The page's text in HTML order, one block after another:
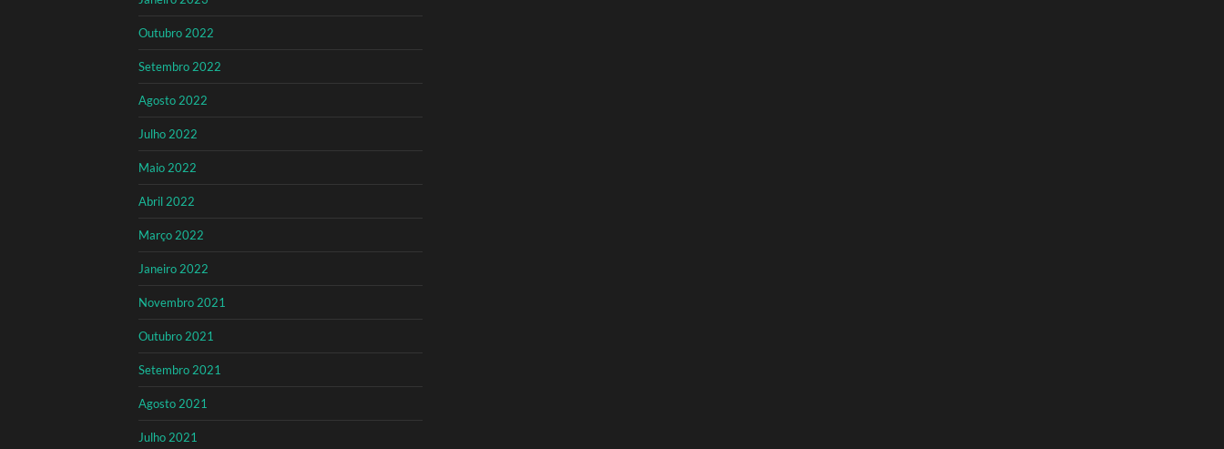
Outubro 2022
Setembro 2022
Agosto 2022
Julho 2022
Maio 2022
Abril 2022
Março 2022
Janeiro 2022
Novembro 2021
Outubro 2021
Setembro 2021
Agosto 2021
Julho 2021